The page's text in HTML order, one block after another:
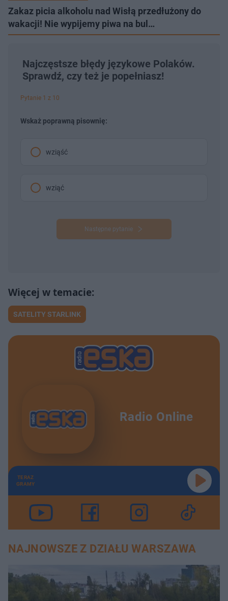
Zakaz picia alkoholu nad Wisłą przedłużony do
wakacji! Nie wypijemy piwa na bul…
Najczęstsze błędy językowe Polaków.
Sprawdź, czy też je popełniasz!
Pytanie 1 z 10
Wskaż poprawną pisownię:
wziąść
wziąć
Następne pytanie
SATELITY STARLINK
Radio Online
TERAZ
GRAMY
NAJNOWSZE Z DZIAŁU WARSZAWA